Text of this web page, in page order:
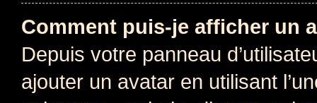
Comment puis-je afficher un
Depuis votre panneau
ajouter un avatar en utilisant